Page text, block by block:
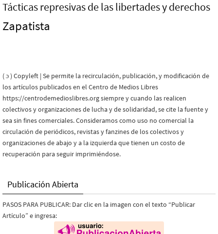
Tácticas represivas de las libertades y derechos
Zapatista
( ɔ ) Copyleft | Se permite la recirculación, publicación, y modificación de
los artículos publicados en el Centro de Medios Libres
https://centrodemedioslibres.org siempre y cuando las realicen
colectivos y organizaciones de lucha y de solidaridad, se cite la fuente y
sea sin fines comerciales. Consideramos como uso no comercial la
circulación de periódicos, revistas y fanzines de los colectivos y
organizaciones de abajo y a la izquierda que tienen un costo de
recuperación para seguir imprimiéndose.
Publicación Abierta
PASOS PARA PUBLICAR: Dar clic en la imagen con el texto “Publicar
Artículo” e ingresa: